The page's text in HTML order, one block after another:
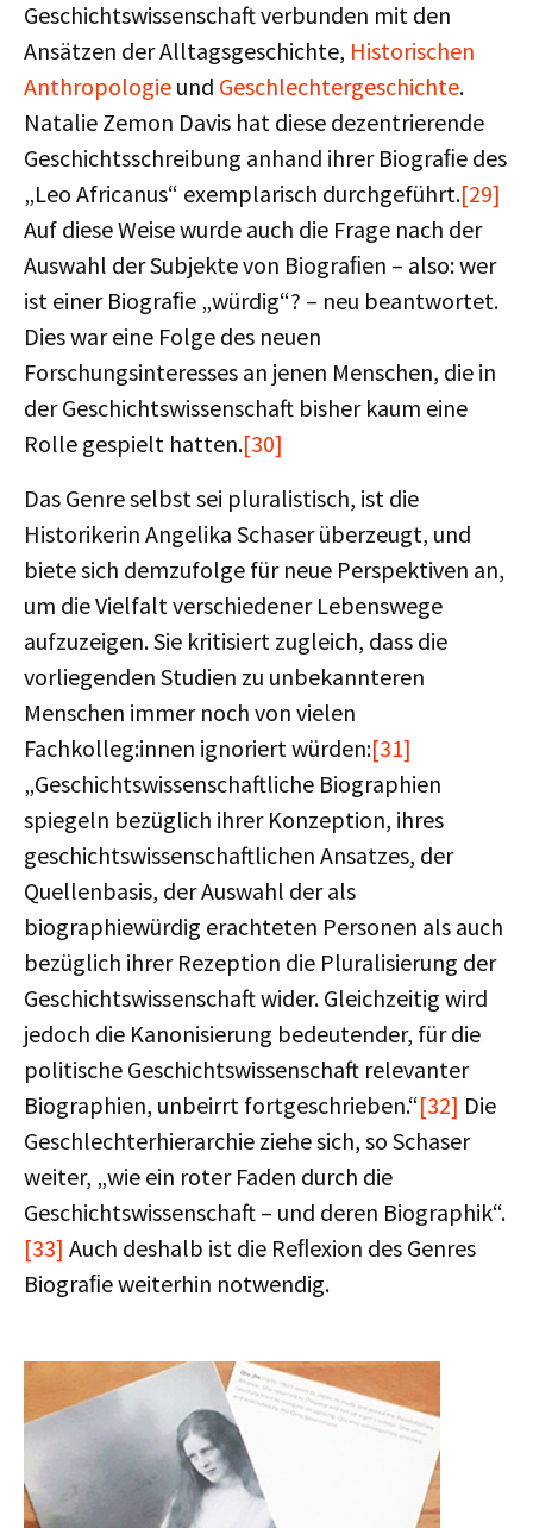
Geschichtswissenschaft verbunden mit den
Ansätzen der Alltagsgeschichte, Historischen
Anthropologie und Geschlechtergeschichte.
Natalie Zemon Davis hat diese dezentrierende
Geschichtsschreibung anhand ihrer Biograﬁe des
„Leo Africanus“ exemplarisch durchgeführt.[29]
Auf diese Weise wurde auch die Frage nach der
Auswahl der Subjekte von Biograﬁen – also: wer
ist einer Biograﬁe „würdig“? – neu beantwortet.
Dies war eine Folge des neuen
Forschungsinteresses an jenen Menschen, die in
der Geschichtswissenschaft bisher kaum eine
Rolle gespielt hatten.[30]
Das Genre selbst sei pluralistisch, ist die
Historikerin Angelika Schaser überzeugt, und
biete sich demzufolge für neue Perspektiven an,
um die Vielfalt verschiedener Lebenswege
aufzuzeigen. Sie kritisiert zugleich, dass die
vorliegenden Studien zu unbekannteren
Menschen immer noch von vielen
Fachkolleg:innen ignoriert würden:[31]
„Geschichtswissenschaftliche Biographien
spiegeln bezüglich ihrer Konzeption, ihres
geschichtswissenschaftlichen Ansatzes, der
Quellenbasis, der Auswahl der als
biographiewürdig erachteten Personen als auch
bezüglich ihrer Rezeption die Pluralisierung der
Geschichtswissenschaft wider. Gleichzeitig wird
jedoch die Kanonisierung bedeutender, für die
politische Geschichtswissenschaft relevanter
Biographien, unbeirrt fortgeschrieben.“[32] Die
Geschlechterhierarchie ziehe sich, so Schaser
weiter, „wie ein roter Faden durch die
Geschichtswissenschaft – und deren Biographik“.
[33] Auch deshalb ist die Reﬂexion des Genres
Biograﬁe weiterhin notwendig.